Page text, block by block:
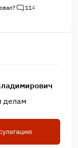
114
делам